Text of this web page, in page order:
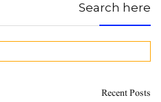
Search here
Recent Posts